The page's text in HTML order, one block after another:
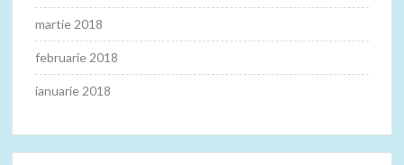
martie 2018
februarie 2018
ianuarie 2018